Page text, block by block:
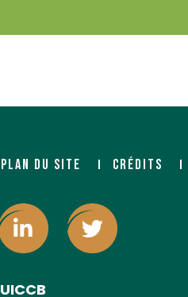
PLAN DU SITE CRÉDITS
UICCB